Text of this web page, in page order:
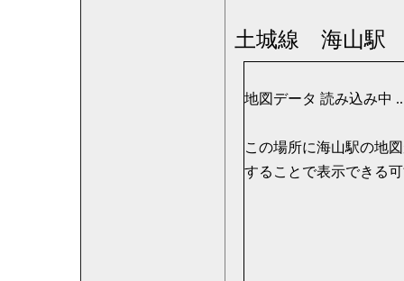
土城線 海山駅
地図データ 読み込み中
この場所に海山駅の地
することで表示できる